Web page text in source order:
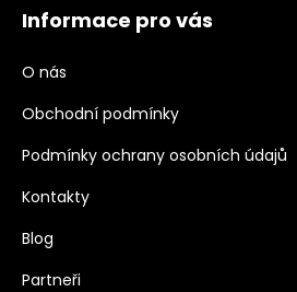
Informace pro vás
O nás
Obchodní podmínky
Podmínky ochrany osobních údajů
Kontakty
Blog
Partneři